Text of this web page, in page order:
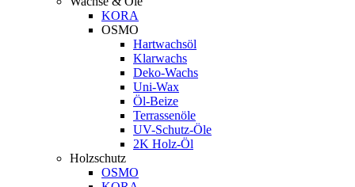
KORA
OSMO
Hartwachsöl
Klarwachs
Deko-Wachs
Uni-Wax
Öl-Beize
Terrassenöle
UV-Schutz-Öle
2K Holz-Öl
Holzschutz
OSMO